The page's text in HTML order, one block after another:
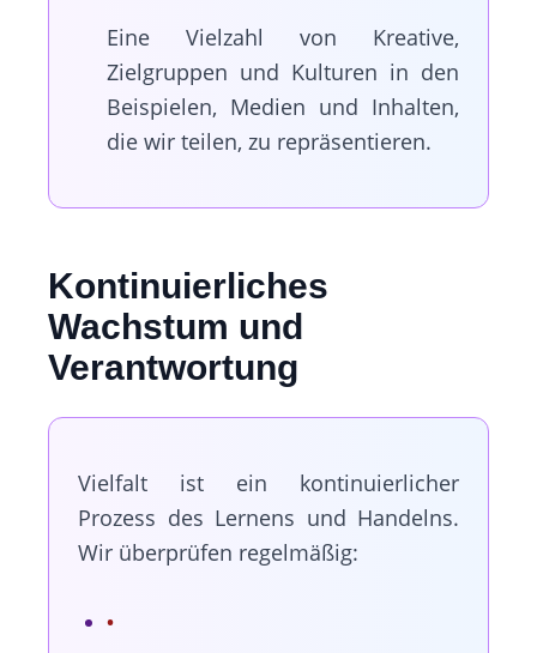
Eine Vielzahl von Kreative,
Zielgruppen und Kulturen in den
Beispielen, Medien und Inhalten,
die wir teilen, zu repräsentieren.
Kontinuierliches
Wachstum und
Verantwortung
Vielfalt ist ein kontinuierlicher
Prozess des Lernens und Handelns.
Wir überprüfen regelmäßig: